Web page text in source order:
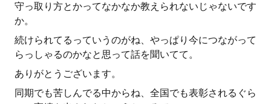
守っ取り方とかってなかなか教えられないじゃないです
か。
続けられてるっていうのがね、やっぱり今につながって
らっしゃるのかなと思って話を聞いてて。
ありがとうございます。
同期でも苦しんでる中からね、全国でも表彰されるぐら